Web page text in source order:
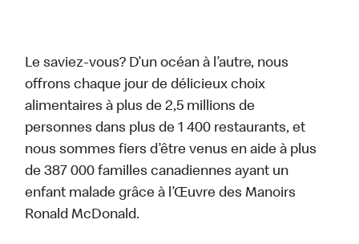
Le saviez-vous? D’un océan à l’autre, nous
offrons chaque jour de délicieux choix
alimentaires à plus de 2,5 millions de
personnes dans plus de 1 400 restaurants, et
nous sommes fiers d’être venus en aide à plus
de 387 000 familles canadiennes ayant un
enfant malade grâce à l’Œuvre des Manoirs
Ronald McDonald.